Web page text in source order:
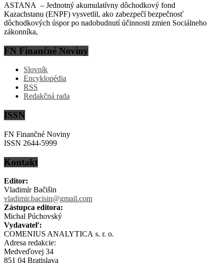
ASTANA – Jednotný akumulatívny dôchodkový fond
Kazachstanu (ENPF) vysvetlil, ako zabezpečí bezpečnosť
dôchodkových úspor po nadobudnutí účinnosti zmien Sociálneho
zákonníka,
FN Finančné Noviny
Slovník
Encyklopédia
RSS
Redakčná rada
ISSN
FN Finančné Noviny
ISSN 2644-5999
Kontakt
Editor:
Vladimír Bačišin
vladimir.bacisin@gmail.com
Zástupca editora:
Michal Púchovský
Vydavateľ:
COMENIUS ANALYTICA s. r. o.
Adresa redakcie:
Medveďovej 34
851 04 Bratislava